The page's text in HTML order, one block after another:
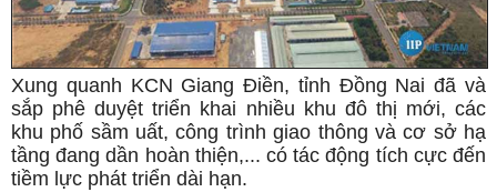
Xung quanh KCN Giang Điền, tỉnh Đồng Nai đã và
sắp phê duyệt triển khai nhiều khu đô thị mới, các
khu phố sầm uất, công trình giao thông và cơ sở hạ
tầng đang dần hoàn thiện,... có tác động tích cực đến
tiềm lực phát triển dài hạn.